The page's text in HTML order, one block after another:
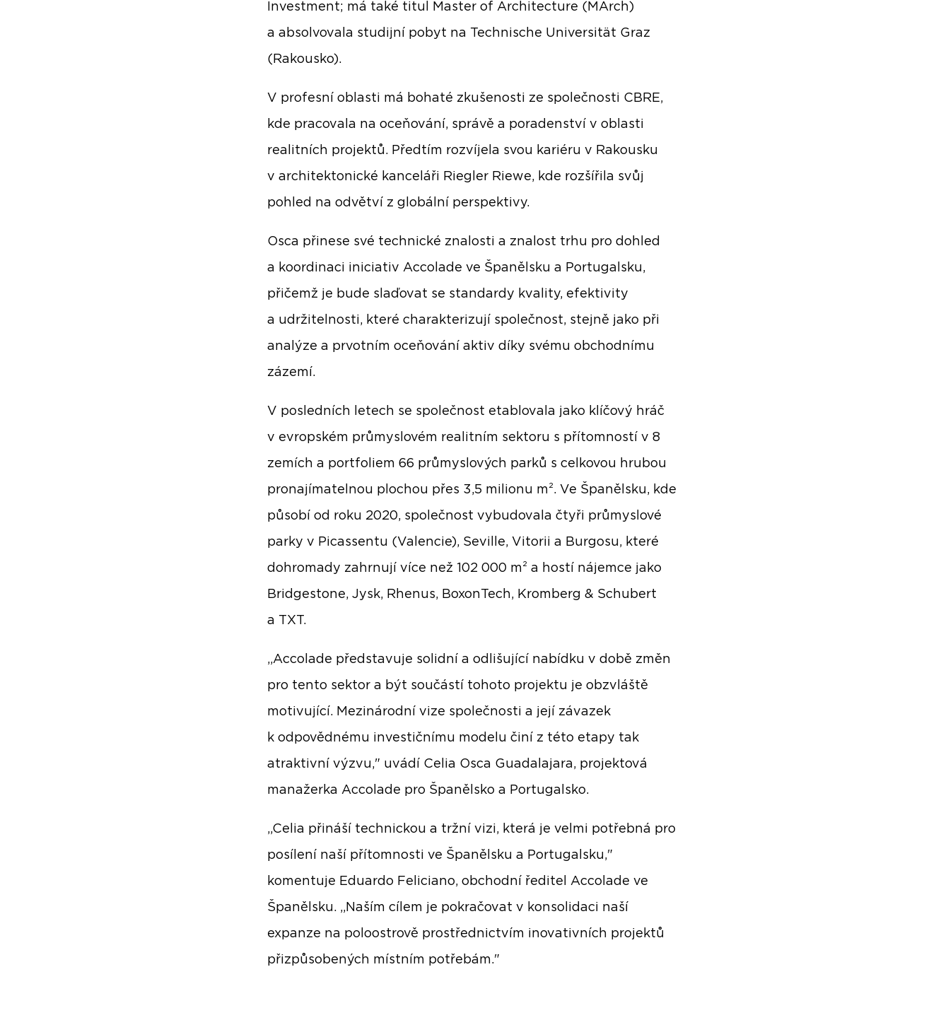
Investment; má také titul Master of Architecture (MArch)
a absolvovala studijní pobyt na Technische Universität Graz
(Rakousko).
V profesní oblasti má bohaté zkušenosti ze společnosti CBRE,
kde pracovala na oceňování, správě a poradenství v oblasti
realitních projektů. Předtím rozvíjela svou kariéru v Rakousku
v architektonické kanceláři Riegler Riewe, kde rozšířila svůj
pohled na odvětví z globální perspektivy.
Osca přinese své technické znalosti a znalost trhu pro dohled
a koordinaci iniciativ Accolade ve Španělsku a Portugalsku,
přičemž je bude slaďovat se standardy kvality, efektivity
a udržitelnosti, které charakterizují společnost, stejně jako při
analýze a prvotním oceňování aktiv díky svému obchodnímu
zázemí.
V posledních letech se společnost etablovala jako klíčový hráč
v evropském průmyslovém realitním sektoru s přítomností v 8
zemích a portfoliem 66 průmyslových parků s celkovou hrubou
pronajímatelnou plochou přes 3,5 milionu m². Ve Španělsku, kde
působí od roku 2020, společnost vybudovala čtyři průmyslové
parky v Picassentu (Valencie), Seville, Vitorii a Burgosu, které
dohromady zahrnují více než 102 000 m² a hostí nájemce jako
Bridgestone, Jysk, Rhenus, BoxonTech, Kromberg & Schubert
a TXT.
„Accolade představuje solidní a odlišující nabídku v době změn
pro tento sektor a být součástí tohoto projektu je obzvláště
motivující. Mezinárodní vize společnosti a její závazek
k odpovědnému investičnímu modelu činí z této etapy tak
atraktivní výzvu," uvádí Celia Osca Guadalajara, projektová
manažerka Accolade pro Španělsko a Portugalsko.
„Celia přináší technickou a tržní vizi, která je velmi potřebná pro
posílení naší přítomnosti ve Španělsku a Portugalsku,"
komentuje Eduardo Feliciano, obchodní ředitel Accolade ve
Španělsku. „Naším cílem je pokračovat v konsolidaci naší
expanze na poloostrově prostřednictvím inovativních projektů
přizpůsobených místním potřebám."